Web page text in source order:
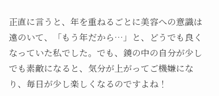
正直に言うと、年を重ねるごとに美容への意識は
遠のいて、「もう年だから…」と、どうでも良く
なっていた私でした。でも、鏡の中の自分が少し
でも素敵になると、気分が上がってご機嫌にな
り、毎日が少し楽しくなるのですよね！